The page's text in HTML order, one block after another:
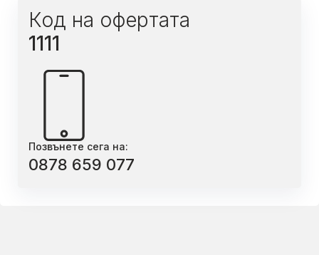
Код на офертата
1111
Позвънете сега на:
0878 659 077